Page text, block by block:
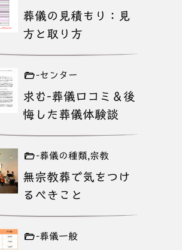
葬儀の見積もり：見
方と取り方
-センター
求む-葬儀口コミ＆後
悔した葬儀体験談
-葬儀の種類,宗教
無宗教葬で気をつけ
るべきこと
-葬儀一般